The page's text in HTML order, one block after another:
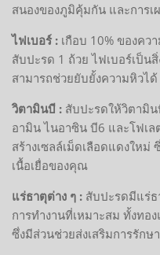
สนองของภูมิคุ้มกัน และการเ
ไฟเบอร์ : เกือบ 10% ของคว
สับปะรด 1 ถ้วย ไฟเบอร์เป็น
สามารถช่วยยับยั้งความหิวได้
วิตามินบี : สับปะรดให้วิตามิ
อามิน ไนอาซิน บี6 และโฟเ
สร้างเซลล์เม็ดเลือดแดงใหม่
เนื้อเยื่อของคุณ
แร่ธาตุต่าง ๆ : สับปะรดมีแร่ธ
การทำงานที่เหมาะสม ทั้งทอ
ซึ่งมีส่วนช่วยส่งเสริมการรักษา